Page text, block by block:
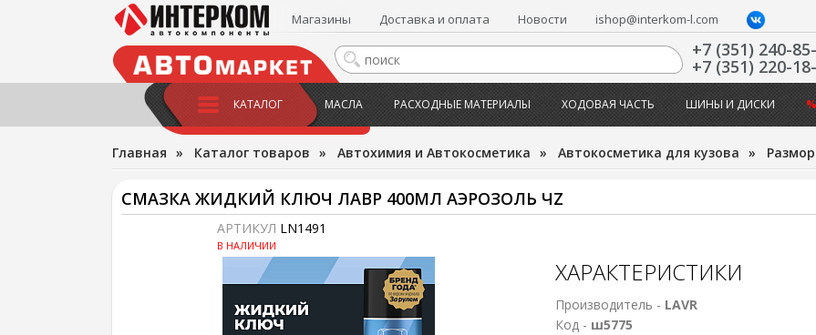
Магазины Доставка и оплата Новости ishop@interkom-l.com
+7 (351) 240-
+7 (351) 220-
КАТАЛОГ МАСЛА РАСХОДНЫЕ МАТЕРИАЛЫ ХОДОВАЯ ЧАСТЬ ШИНЫ И ДИСКИ
Главная » Каталог товаров » Автохимия и Автокосметика » Автокосметика для кузова »
СМАЗКА ЖИДКИЙ КЛЮЧ ЛАВР 400МЛ АЭРОЗОЛЬ ЧZ
АРТИКУЛ LN1491
В НАЛИЧИИ
ХАРАКТЕРИСТИКИ
Производитель - LAVR
Код - ш5775